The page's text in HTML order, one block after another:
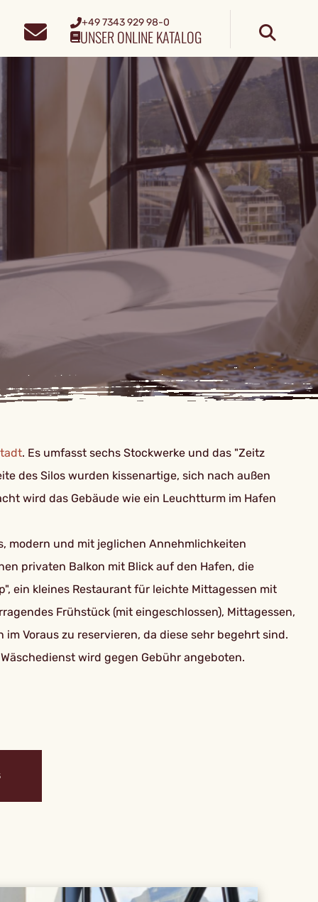
+49 7343 929 98-0
UNSER ONLINE KATALOG
. Es umfasst sechs Stockwerke und das "Zeitz
des Silos wurden kissenartige, sich nach außen
wird das Gebäude wie ein Leuchtturm im Hafen
modern und mit jeglichen Annehmlichkeiten
privaten Balkon mit Blick auf den Hafen, die
ein kleines Restaurant für leichte Mittagessen mit
Frühstück (mit eingeschlossen), Mittagessen,
Voraus zu reservieren, da diese sehr begehrt sind.
wird gegen Gebühr angeboten.